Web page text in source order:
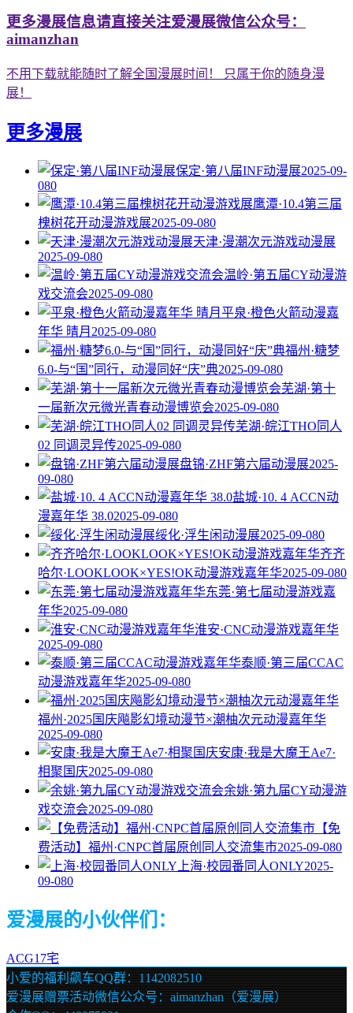
更多漫展信息请直接关注爱漫展微信公众号：
aimanzhan
不用下载就能随时了解全国漫展时间！ 只属于你的随身漫
展！
更多漫展
保定·第八届INF动漫展2025-09-
080
鹰潭·10.4第三届
槐树花开动漫游戏展2025-09-080
天津·漫潮次元游戏动漫展
2025-09-080
温岭·第五届CY动漫游
戏交流会2025-09-080
平泉·橙色火箭动漫嘉
年华 晴月 2025-09-080
福州·糖梦
6.0-与“国”同行，动漫同好“庆”典2025-09-080
芜湖·第十
一届新次元微光青春动漫博览会2025-09-080
芜湖·皖江THO同人
02 同调灵异传2025-09-080
盘锦·ZHF第六届动漫展2025-
09-080
盐城·10. 4 ACCN动
漫嘉年华 38.02025-09-080
绥化·浮生闲动漫展2025-09-080
齐齐
哈尔·LOOKLOOK×YES!OK动漫游戏嘉年华2025-09-080
东莞·第七届动漫游戏嘉
年华2025-09-080
淮安·CNC动漫游戏嘉年华
2025-09-080
泰顺·第三届CCAC
动漫游戏嘉年华2025-09-080
福州·2025国庆飚影幻境动漫节×潮柚次元动漫嘉年华
2025-09-080
安康·我是大魔王Ae7·
相聚国庆2025-09-080
余姚·第九届CY动漫游
戏交流会2025-09-080
【免
费活动】福州·CNPC首届原创同人交流集市2025-09-080
上海·校园番同人ONLY2025-
09-080
爱漫展的小伙伴们：
ACG17宅
小爱的福利飙车QQ群：1142082510
爱漫展赠票活动微信公众号：aimanzhan（爱漫展）